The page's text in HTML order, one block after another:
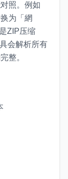
照。例如
为「網
ZIP压缩
会解析所有
整。